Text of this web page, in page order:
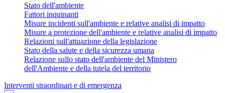
Stato dell'ambiente
Fattori inquinanti
Misure incidenti sull'ambiente e relative analisi di impatto
Misure a protezione dell'ambiente e relative analisi di impatto
Relazioni sull'attuazione della legislazione
Stato della salute e della sicurezza umana
Relazione sullo stato dell'ambiente del Ministero
dell'Ambiente e della tutela del territorio
Interventi straordinari e di emergenza